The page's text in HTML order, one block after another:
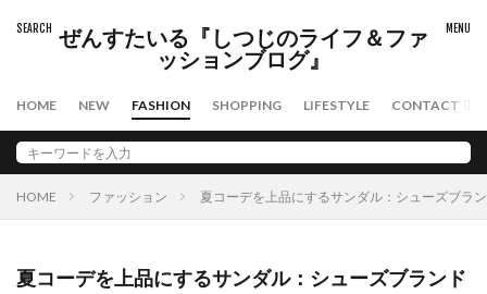
ぜんすたいる『しつじのライフ＆ファ
ッションブログ』
HOME NEW FASHION SHOPPING LIFESTYLE CONTACT
HOME ファッション 夏コーデを上品にするサンダル：シューズブラ
夏コーデを上品にするサンダル：シューズブランド